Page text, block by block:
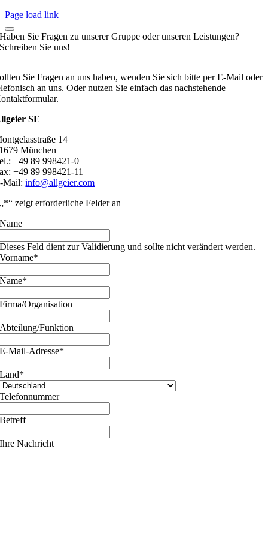
Page load link
Haben Sie Fragen zu unserer Gruppe oder unseren Leistungen?
Schreiben Sie uns!
Sie Fragen an uns haben, wenden Sie sich bitte per E-Mail oder
an uns. Oder nutzen Sie einfach das nachstehende
SE
14
München
+49 89 998421-0
+49 89 998421-11
Mail:info@allgeier.com
„*“ zeigt erforderliche Felder an
Name
Dieses Feld dient zur Validierung und sollte nicht verändert werden.
Vorname*
Name*
Firma/Organisation
Abteilung/Funktion
E-Mail-Adresse*
Land*
Telefonnummer
Betreff
Ihre Nachricht